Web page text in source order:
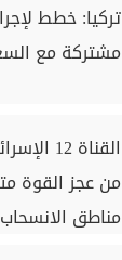
تركيا: خطط
مشتركة مع
القناة
من عجز القوة
مناطق